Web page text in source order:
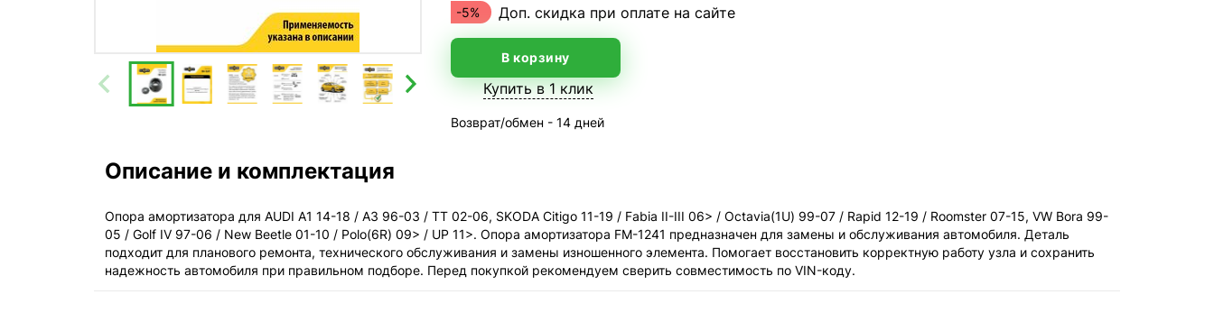
-5% Доп. скидка при оплате на сайте
В корзину
Купить в 1 клик
Возврат/обмен - 14 дней
Описание и комплектация
Опора амортизатора для AUDI A1 14-18 / A3 96-03 / TT 02-06, SKODA Citigo 11-19 / Fabia II-III 06> / Octavia(1U) 99-07 / Rapid 12-19 / Roomster 07-15, VW Bora 99-
05 / Golf IV 97-06 / New Beetle 01-10 / Polo(6R) 09> / UP 11>. Опора амортизатора FM-1241 предназначен для замены и обслуживания автомобиля. Деталь
подходит для планового ремонта, технического обслуживания и замены изношенного элемента. Помогает восстановить корректную работу узла и сохранить
надежность автомобиля при правильном подборе. Перед покупкой рекомендуем сверить совместимость по VIN-коду.